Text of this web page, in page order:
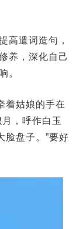
高遣词造句，
养，深化自己
。
着姑娘的手在
，呼作白玉
脸盘子。”要好